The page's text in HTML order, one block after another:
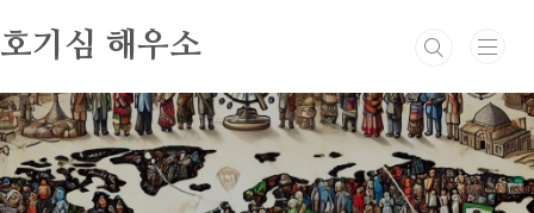
호기심 해우소